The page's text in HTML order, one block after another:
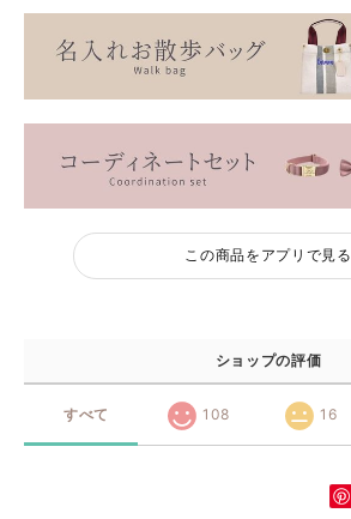
この商品をアプリで見る
ショップの評価
すべて 108 16